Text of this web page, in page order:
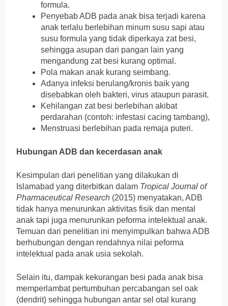
formula.
Penyebab ADB pada anak bisa terjadi karena
anak terlalu berlebihan minum susu sapi atau
susu formula yang tidak diperkaya zat besi,
sehingga asupan dari pangan lain yang
mengandung zat besi kurang optimal.
Pola makan anak kurang seimbang.
Adanya infeksi berulang/kronis baik yang
disebabkan oleh bakteri, virus ataupun parasit.
Kehilangan zat besi berlebihan akibat
perdarahan (contoh: infestasi cacing tambang),
Menstruasi berlebihan pada remaja puteri.
Hubungan ADB dan kecerdasan anak
Kesimpulan dari penelitian yang dilakukan di
Islamabad yang diterbitkan dalam Tropical Journal of
Pharmaceutical Research (2015) menyatakan, ADB
tidak hanya menurunkan aktivitas fisik dan mental
anak tapi juga menurunkan peforma intelektual anak.
Temuan dari penelitian ini menyimpulkan bahwa ADB
berhubungan dengan rendahnya nilai peforma
intelektual pada anak usia sekolah.
Selain itu, dampak kekurangan besi pada anak bisa
memperlambat pertumbuhan percabangan sel oak
(dendrit) sehingga hubungan antar sel otal kurang